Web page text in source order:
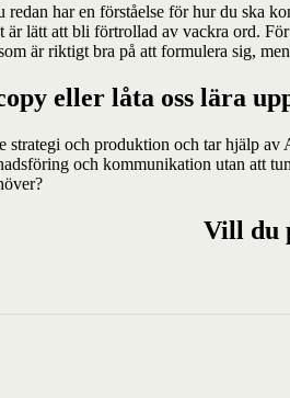
har en förståelse för hur du ska
lätt att bli förtrollad av vackra ord.
är riktigt bra på att formulera sig,
eller låta oss lära
strategi och produktion och tar hjälp
och kommunikation utan att
Vill du